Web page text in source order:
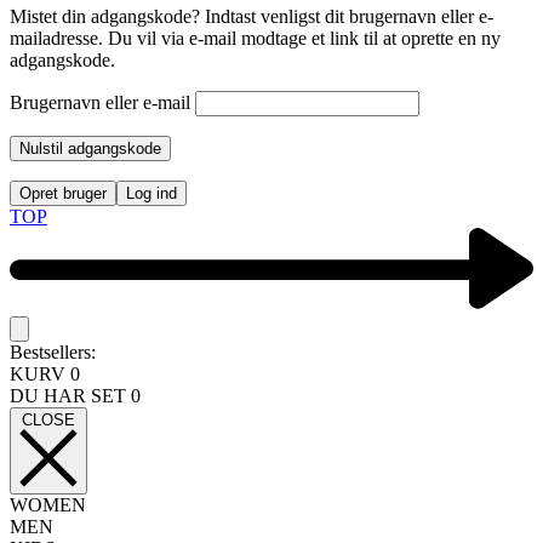
Mistet din adgangskode? Indtast venligst dit brugernavn eller e-
mailadresse. Du vil via e-mail modtage et link til at oprette en ny
adgangskode.
Brugernavn eller e-mail
Nulstil adgangskode
Opret bruger Log ind
TOP
Bestsellers:
KURV 0
DU HAR SET 0
CLOSE
WOMEN
MEN